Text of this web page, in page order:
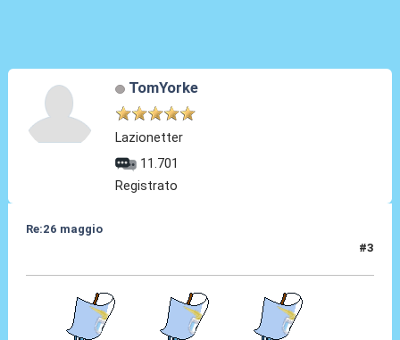
TomYorke
Lazionetter
11.701
Registrato
Re:26 maggio
#3